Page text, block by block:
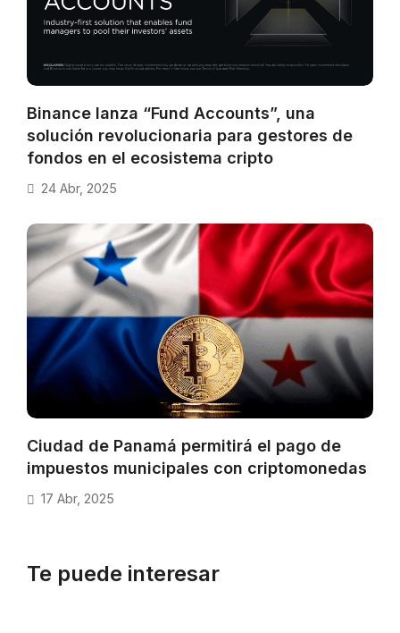
Binance lanza “Fund Accounts”, una
solución revolucionaria para gestores de
fondos en el ecosistema cripto
24 Abr, 2025
Ciudad de Panamá permitirá el pago de
impuestos municipales con criptomonedas
17 Abr, 2025
Te puede interesar